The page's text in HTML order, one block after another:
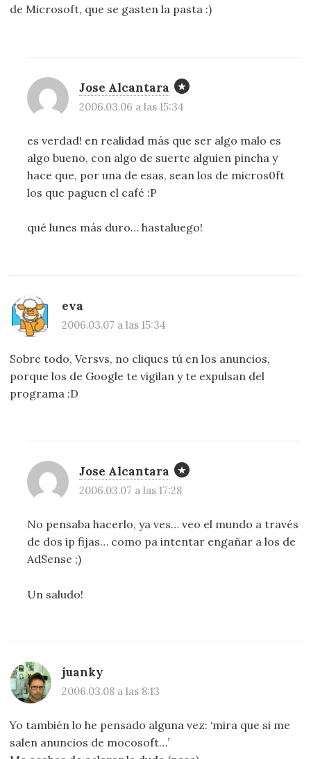
de Microsoft, que se gasten la pasta :)
Jose Alcantara
2006.03.06 a las 15:34
es verdad! en realidad más que ser algo malo es
algo bueno, con algo de suerte alguien pincha y
hace que, por una de esas, sean los de micros0ft
los que paguen el café :P
qué lunes más duro… hastaluego!
eva
2006.03.07 a las 15:34
Sobre todo, Versvs, no cliques tú en los anuncios,
porque los de Google te vigilan y te expulsan del
programa :D
Jose Alcantara
2006.03.07 a las 17:28
No pensaba hacerlo, ya ves… veo el mundo a través
de dos ip fijas… como pa intentar engañar a los de
AdSense ;)
Un saludo!
juanky
2006.03.08 a las 8:13
Yo también lo he pensado alguna vez: ‘mira que si me
salen anuncios de mocosoft…’